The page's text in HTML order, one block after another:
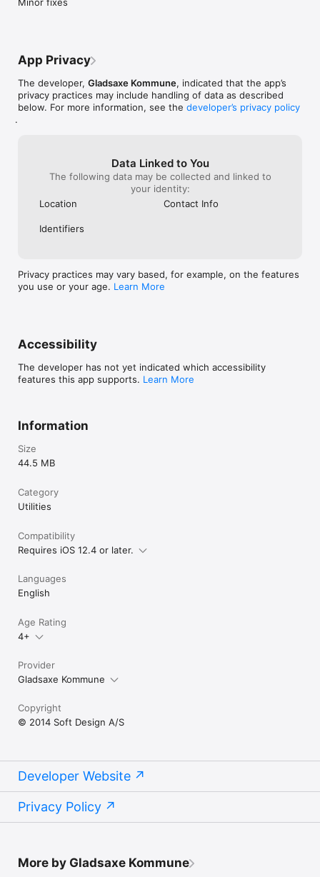
Soft Design A/S er ikke ansvarlig for fejl og mangler ved
positionering med GPS koordinater, afsendelse eller
modtagelse af meldinger og data. Soft Design A/S kan ikke
garantere for forløb efter overdragelse af tip til Gladsaxe
Kommune.
App Privacy
The developer, Gladsaxe Kommune, indicated that the app’s
privacy practices may include handling of data as described
below. For more information, see the developer’s privacy policy
.
Data Linked to You
The following data may be collected and linked to
your identity:
Location
Contact Info
Identifiers
Privacy practices may vary based, for example, on the features
you use or your age. Learn More
Accessibility
The developer has not yet indicated which accessibility
features this app supports. Learn More
Information
Size
44.5 MB
Category
Utilities
Compatibility
Requires iOS 12.4 or later.
Languages
English
Age Rating
4+
Provider
Gladsaxe Kommune
Copyright
© 2014 Soft Design A/S
Developer Website
Privacy Policy
More by Gladsaxe Kommune